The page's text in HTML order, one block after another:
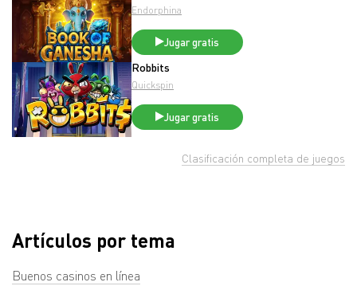
Endorphina
Jugar gratis
Robbits
Quickspin
Jugar gratis
Clasificación completa de juegos
Artículos por tema
Buenos casinos en línea